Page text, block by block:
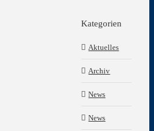
Kategorien
Aktuelles
Archiv
News
News